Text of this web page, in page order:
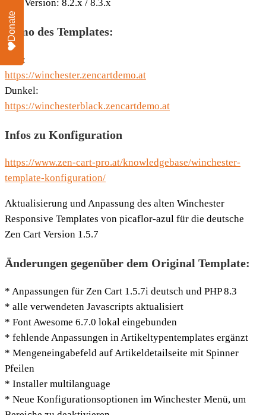
PHP Version: 8.2.x / 8.3.x
Demo des Templates:
Hell:
https://winchester.zencartdemo.at
Dunkel:
https://winchesterblack.zencartdemo.at
Infos zu Konfiguration
https://www.zen-cart-pro.at/knowledgebase/winchester-
template-konfiguration/
Aktualisierung und Anpassung des alten Winchester
Responsive Templates von picaflor-azul für die deutsche
Zen Cart Version 1.5.7
Änderungen gegenüber dem Original Template:
* Anpassungen für Zen Cart 1.5.7i deutsch und PHP 8.3
* alle verwendeten Javascripts aktualisiert
* Font Awesome 6.7.0 lokal eingebunden
* fehlende Anpassungen in Artikeltypentemplates ergänzt
* Mengeneingabefeld auf Artikeldetailseite mit Spinner
Pfeilen
* Installer multilanguage
* Neue Konfigurationsoptionen im Winchester Menü, um
Donate